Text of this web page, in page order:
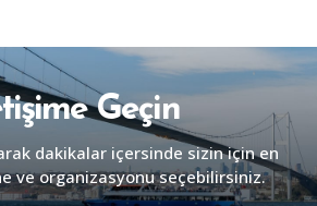
Geçin
dakikalar içersinde sizin için en
ve organizasyonu seçebilirsiniz.